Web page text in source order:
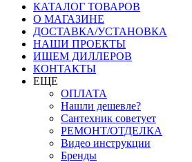
КАТАЛОГ ТОВАРОВ
О МАГАЗИНЕ
ДОСТАВКА/УСТАНОВКА
НАШИ ПРОЕКТЫ
ИЩЕМ ДИЛЛЕРОВ
КОНТАКТЫ
ЕЩЕ
ОПЛАТА
Нашли дешевле?
Сантехник советует
РЕМОНТ/ОТДЕЛКА
Видео инструкции
Бренды